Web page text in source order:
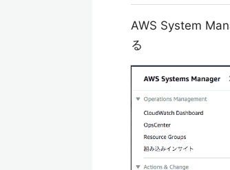
AWS System
る